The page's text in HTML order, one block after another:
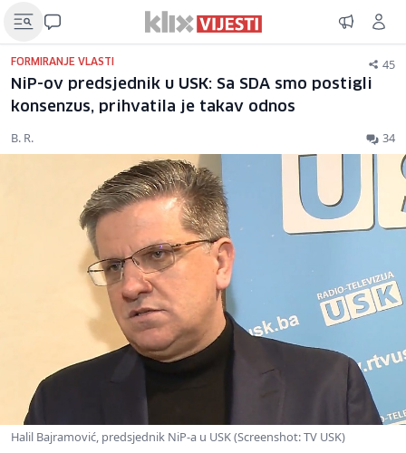
FORMIRANJE VLASTI 45
NiP-ov predsjednik u USK: Sa SDA smo postigli
konsenzus, prihvatila je takav odnos
B. R. 34
Halil Bajramović, predsjednik NiP-a u USK (Screenshot: TV USK)